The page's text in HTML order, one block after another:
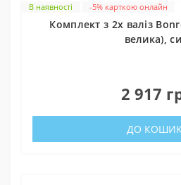
В наявності -5% карткою онлайн
Комплект з 2х валіз
велика),
2 917
ДО